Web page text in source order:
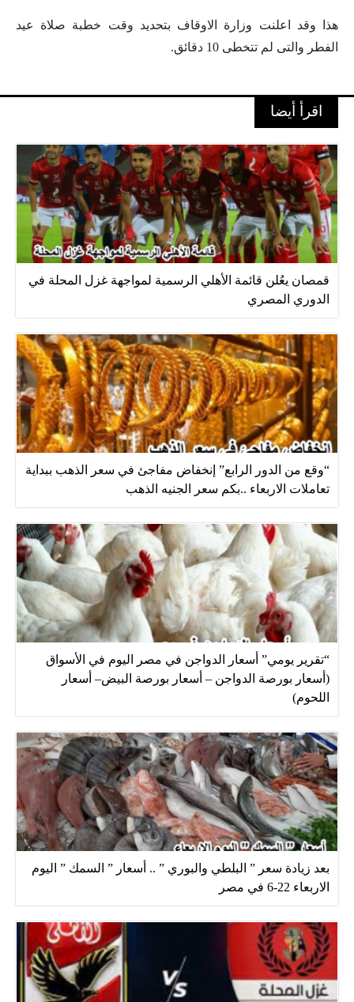
هذا وقد اعلنت وزارة الاوقاف بتحديد وقت خطبة صلاة عيد
الفطر والتى لم تتخطى 10 دقائق.
اقرأ أيضا
قمصان يعُلن قائمة الأهلي الرسمية لمواجهة غزل المحلة في
الدوري المصري
“وقع من الدور الرابع” إنخفاض مفاجئ في سعر الذهب ببداية
تعاملات الاربعاء ..بكم سعر الجنيه الذهب
“تقرير يومي” أسعار الدواجن في مصر اليوم في الأسواق
(أسعار بورصة الدواجن – أسعار بورصة البيض– أسعار
اللحوم)
بعد زيادة سعر ” البلطي والبوري ” .. أسعار ” السمك ” اليوم
الاربعاء 22-6 في مصر